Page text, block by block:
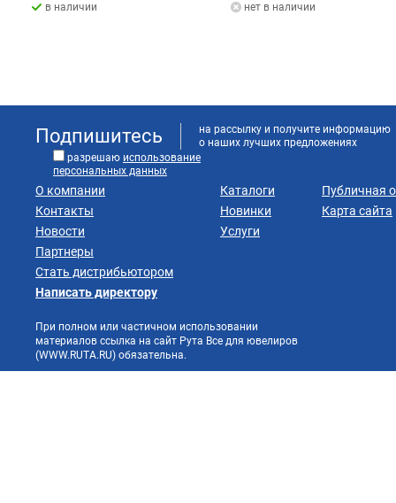
в наличии нет в наличии
Подпишитесь
на рассылку и получите информацию
о наших лучших предложениях
разрешаю использование
персональных данных
О компании
Контакты
Новости
Партнеры
Стать дистрибьютором
Каталоги
Новинки
Услуги
Публичная
Карта сайта
Написать директору
При полном или частичном использовании
материалов ссылка на сайт Рута Все для ювелиров
(WWW.RUTA.RU) обязательна.